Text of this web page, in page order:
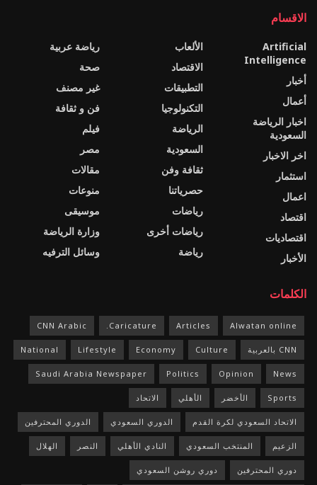
الاقسام
Artificial
Intelligence
أخبار
أعمال
اخبار الرياضة
السعودية
اخر الاخبار
استثمار
اعمال
اقتصاد
اقتصاديات
الأخبار
الألعاب
الاقتصاد
التطبيقات
التكنولوجيا
الرياضة
السعودية
ثقافة وفن
حصرياتنا
رياضات
رياضات أخرى
رياضة
رياضة عربية
صحة
غير مصنف
فن و ثقافة
فيلم
مصر
مقالات
منوعات
موسيقى
وزارة الرياضة
وسائل الترفيه
الكلمات
Alwatan online
Articles
Caricature.
CNN Arabic
CNN بالعربية Culture
Economy
Lifestyle
National
News
Opinion
Politics
Saudi Arabia Newspaper
Sports الأخضر الأهلي الاتحاد
الاتحاد السعودي لكرة القدم الدوري السعودي الدوري المحترفين
الزعيم المنتخب السعودي النادي الأهلي النصر الهلال
دوري المحترفين دوري روشن السعودي